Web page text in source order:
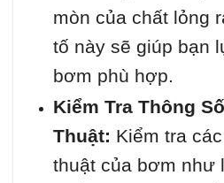
mòn của chất lỏng
tố này sẽ giúp bạn
bơm phù hợp.
Kiểm Tra Thông
Thuật: Kiểm tra
thuật của bơm như